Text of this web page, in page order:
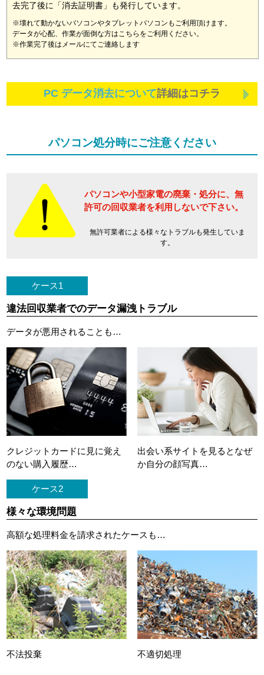
去完了後に「消去証明書」も発行しています。
※壊れて動かないパソコンやタブレットパソコンもご利用頂けます。
データが心配、作業が面倒な方はこちらをご利用ください。
※作業完了後はメールにてご連絡します
PC データ消去について詳細はコチラ
パソコン処分時にご注意ください
パソコンや小型家電の廃棄・処分に、 無
許可の回収業者を利用しないで下さい。
無許可業者による様々なトラブルも発生していま
す。
ケース1
違法回収業者でのデータ漏洩トラブル
データが悪用されることも…
クレジットカードに 見に覚え
のない購入履歴…
出会い系サイトを見ると なぜ
か自分の顔写真…
ケース2
様々な環境問題
高額な処理料金を請求されたケースも…
不法投棄 不適切処理